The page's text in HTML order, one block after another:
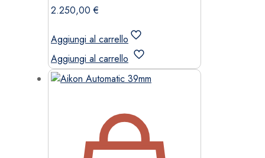
2.250,00€
Aggiungi al carrello
Aggiungi al carrello